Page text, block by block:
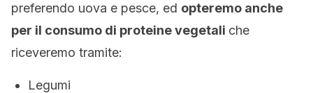
preferendo uova e pesce, ed opteremo anche
per il consumo di proteine vegetali che
riceveremo tramite:
Legumi